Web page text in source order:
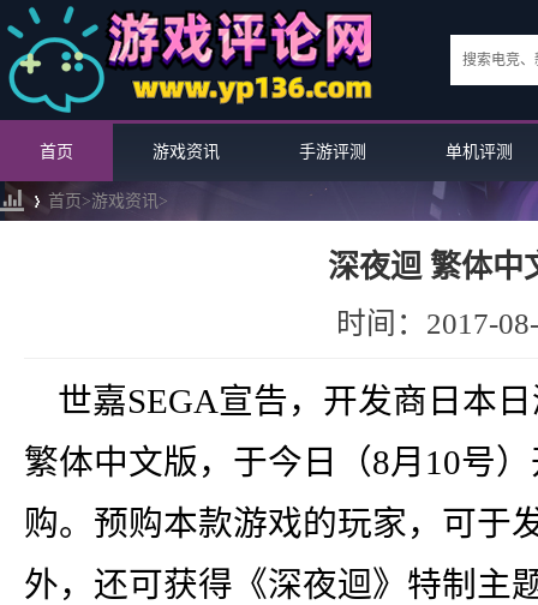
首页 游戏资讯 手游评测 单机评测
首页>游戏资讯>
深夜迴 繁体中
时间：2017-
世嘉SEGA宣告，开发商日本
繁体中文版，于今日（8月10号
购。预购本款游戏的玩家，可于
外，还可获得《深夜迴》特制主
《火焰纹章无双》新角色人物情报...
出自《火焰纹章if》的「神威（男）」、「樱」、
「爱丽洁」等角色参...
详情
VR新作《
《地铁2033（
Games今日宣布